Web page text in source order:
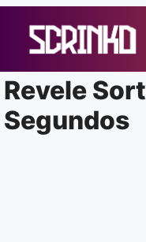
conteúdo
Revele
Segundos